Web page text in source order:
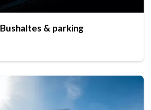
Bushaltes & parking